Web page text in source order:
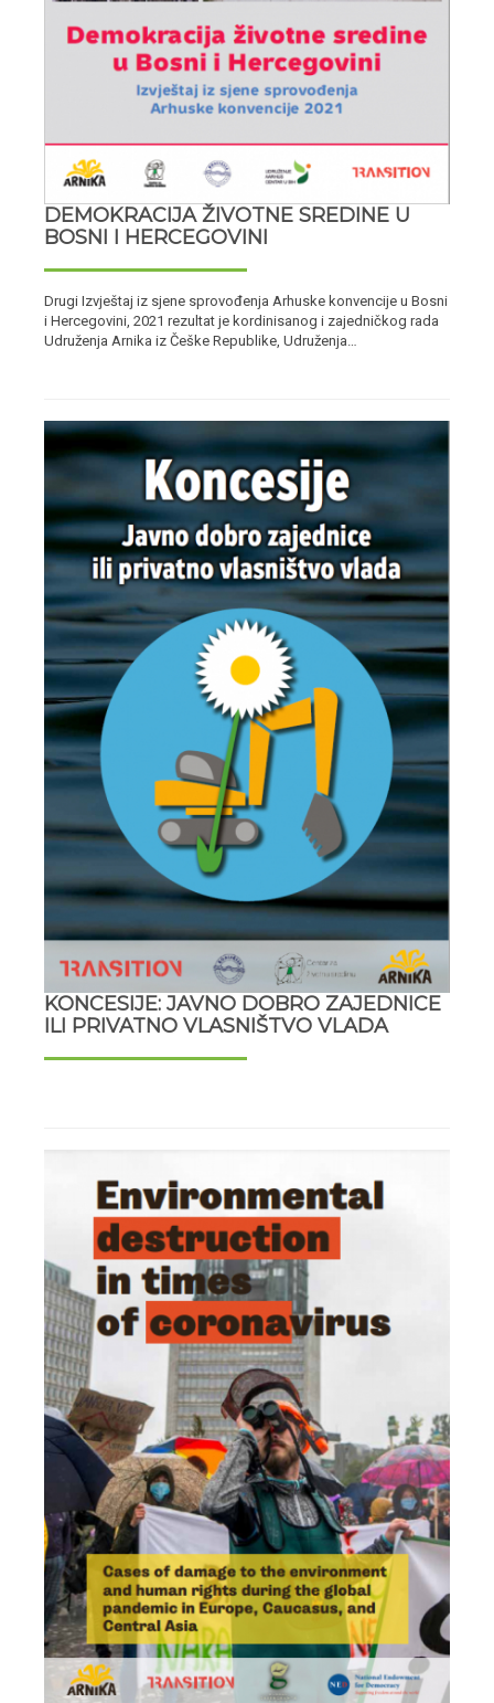
DEMOKRACIJA ŽIVOTNE SREDINE U
BOSNI I HERCEGOVINI
Drugi Izvještaj iz sjene sprovođenja Arhuske konvencije u Bosni
i Hercegovini, 2021 rezultat je kordinisanog i zajedničkog rada
Udruženja Arnika iz Češke Republike, Udruženja…
KONCESIJE: JAVNO DOBRO ZAJEDNICE
ILI PRIVATNO VLASNIŠTVO VLADA